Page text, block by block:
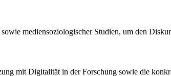
mediensoziologischer Studien, um den
mit Digitalität in der Forschung sowie die